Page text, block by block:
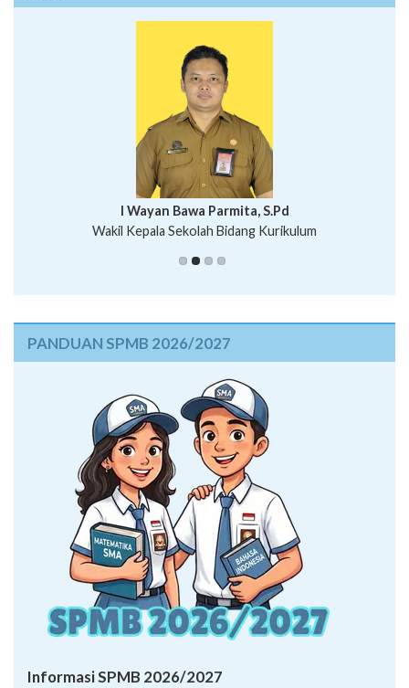
Putu Suhartana, S.Pd.
I Wayan Bawa Parmita, S.Pd
Wakil Kepala Sekolah Bidang Kurikulum
I Wayan Gede Aditya Pratita, S.Pd., M.Sn
Ni Wayan Nopi Sutantri, S.Pd.
PANDUAN SPMB 2026/2027
Informasi SPMB 2026/2027